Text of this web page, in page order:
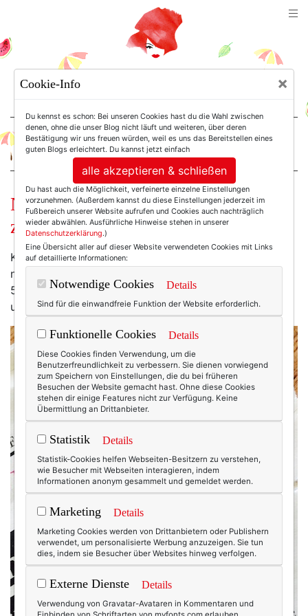
For Women. Not Girls.
Neues Jahr. Neues Gesicht. (Eine
ziemlich schöne Kolumne.)
Kürzlich hatte ich Geburtstag. Meinen 49sten. Nach
neuer Zeitrechnung bin ich damit 29 geworden. Denn
50 ist ja bekanntlich die neue 30. Wenn das nur auch
unsere Falten endlich begreifen würden!
Cookie-Info ×
Du kennst es schon: Bei unseren Cookies hast du die Wahl zwischen
denen, ohne die unser Blog nicht läuft und weiteren, über deren
Bestätigung wir uns freuen würden, weil es uns das Bereitstellen eines
guten Blogs erleichtert. Du kannst jetzt einfach
alle akzeptieren & schließen
Du hast auch die Möglichkeit, verfeinerte einzelne Einstellungen
vorzunehmen. (Außerdem kannst du diese Einstellungen jederzeit im
Fußbereich unserer Website aufrufen und Cookies auch nachträglich
wieder abwählen. Ausführliche Hinweise stehen in unserer
Datenschutzerklärung.)
Eine Übersicht aller auf dieser Website verwendeten Cookies mit Links
auf detaillierte Informationen:
Notwendige Cookies Details
Sind für die einwandfreie Funktion der Website erforderlich.
Funktionelle Cookies Details
Diese Cookies finden Verwendung, um die
Benutzerfreundlichkeit zu verbessern. Sie dienen vorwiegend
zum Speichern von Einstellungen, die du bei früheren
Besuchen der Website gemacht hast. Ohne diese Cookies
stehen dir einige Features nicht zur Verfügung. Keine
Übermittlung an Drittanbieter.
Statistik Details
Statistik-Cookies helfen Webseiten-Besitzern zu verstehen,
wie Besucher mit Webseiten interagieren, indem
Informationen anonym gesammelt und gemeldet werden.
Marketing Details
Marketing Cookies werden von Drittanbietern oder Publishern
verwendet, um personalisierte Werbung anzuzeigen. Sie tun
dies, indem sie Besucher über Websites hinweg verfolgen.
Externe Dienste Details
Verwendung von Gravatar-Avataren in Kommentaren und